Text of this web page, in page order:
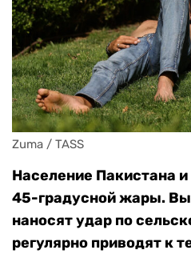
Zuma / TASS
Население Пакистана
45-градусной жары.
наносят удар по
регулярно приводят к